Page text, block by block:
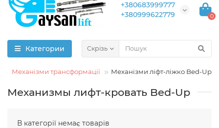
+380683999777
+380999622779
0
Категории Скрізь
Механізми трансформації Механізми ліфт-ліжко Bed-Up
Механизмы лифт-кровать Bed-Up
В категорії немає товарів